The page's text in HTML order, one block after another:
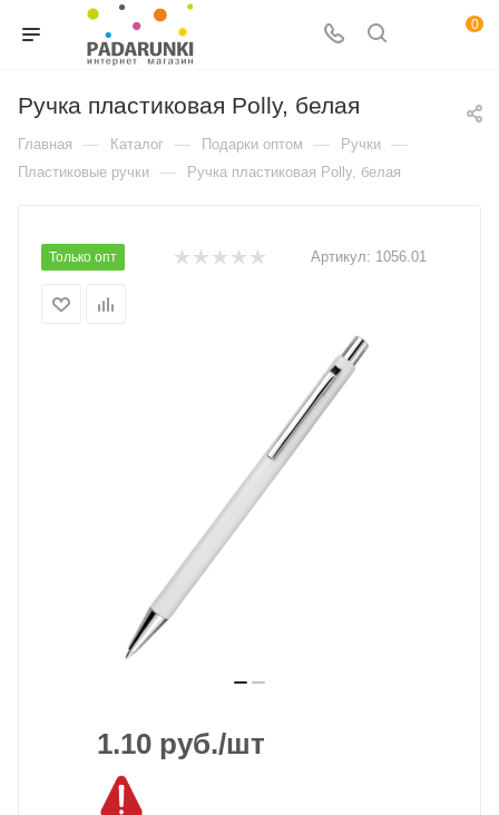
0
Ручка пластиковая Polly, белая
Главная — Каталог — Подарки оптом — Ручки —
Пластиковые ручки — Ручка пластиковая Polly, белая
Только опт Артикул: 1056.01
1.10 руб./шт